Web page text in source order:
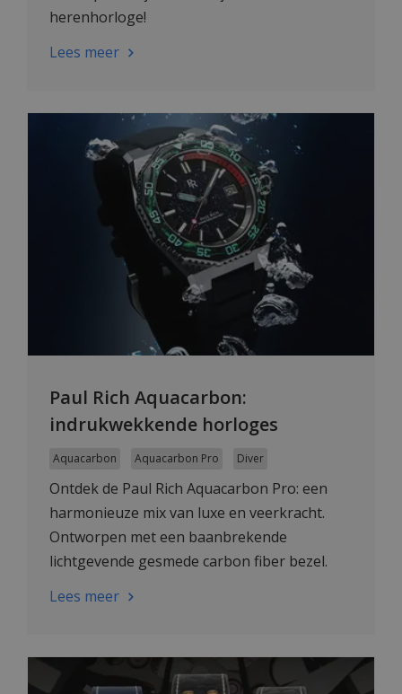
herenhorloge!
Lees meer
Paul Rich Aquacarbon:
indrukwekkende horloges
Aquacarbon Aquacarbon Pro Diver
Ontdek de Paul Rich Aquacarbon Pro: een
harmonieuze mix van luxe en veerkracht.
Ontworpen met een baanbrekende
lichtgevende gesmede carbon fiber bezel.
Lees meer